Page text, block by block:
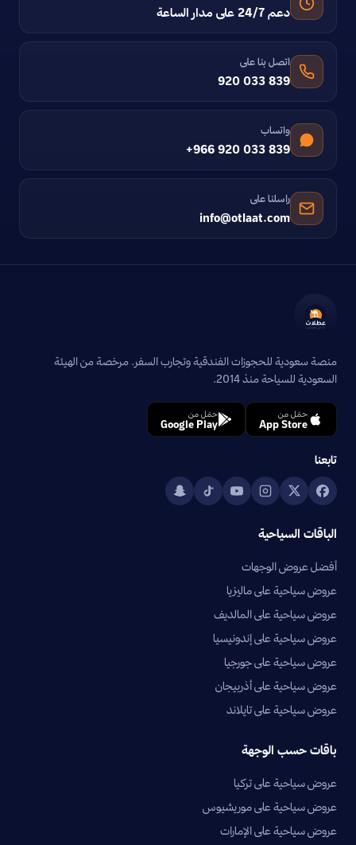
دعم 24/7 على مدار الساعة
اتصل بنا على
920 033 839
واتساب
+966 920 033 839
راسلنا على
info@otlaat.com
منصة سعودية للحجوزات الفندقية وتجارب السفر. مرخصة من الهيئة
السعودية للسياحة منذ 2014.
حمّل من
App Store
حمّل من
Google Play
تابعنا
الباقات السياحية
أفضل عروض الوجهات
عروض سياحية على ماليزيا
عروض سياحية على المالديف
عروض سياحية على إندونيسيا
عروض سياحية على جورجيا
عروض سياحية على أذربيجان
عروض سياحية على تايلاند
باقات حسب الوجهة
عروض سياحية على تركيا
عروض سياحية على موريشيوس
عروض سياحية على الإمارات